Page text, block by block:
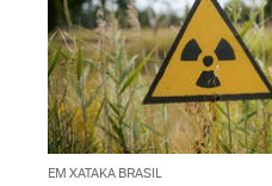
EM XATAKA BRASIL